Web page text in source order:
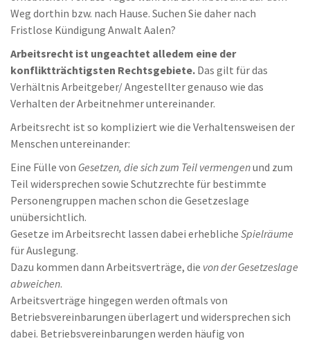
Weg dorthin bzw. nach Hause. Suchen Sie daher nach
Fristlose Kündigung Anwalt Aalen?
Arbeitsrecht ist ungeachtet alledem eine der
konfliktträchtigsten Rechtsgebiete. Das gilt für das
Verhältnis Arbeitgeber/ Angestellter genauso wie das
Verhalten der Arbeitnehmer untereinander.
Arbeitsrecht ist so kompliziert wie die Verhaltensweisen der
Menschen untereinander:
Eine Fülle von Gesetzen, die sich zum Teil vermengenund zum
Teil widersprechen sowie Schutzrechte für bestimmte
Personengruppen machen schon die Gesetzeslage
unübersichtlich.
Gesetze im Arbeitsrecht lassen dabei erhebliche Spielräume
für Auslegung.
Dazu kommen dann Arbeitsverträge, die von der Gesetzeslage
abweichen.
Arbeitsverträge hingegen werden oftmals von
Betriebsvereinbarungen überlagert und widersprechen sich
dabei. Betriebsvereinbarungen werden häufig von